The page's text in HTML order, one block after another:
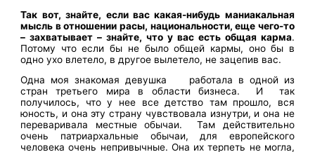
Так вот, знайте, если вас какая-нибудь маниакальная
мысль в отношении расы, национальности, еще чего-то
– захватывает – знайте, что у вас есть общая карма.
Потому что если бы не было общей кармы, оно бы в
одно ухо влетело, в другое вылетело, не зацепив вас.
Одна моя знакомая девушка работала в одной из
стран третьего мира в области бизнеса. И так
получилось, что у нее все детство там прошло, вся
юность, и она эту страну чувствовала изнутри, и она не
переваривала местные обычаи. Там действительно
очень патриархальные обычаи, для европейского
человека очень непривычные. Она их терпеть не могла,